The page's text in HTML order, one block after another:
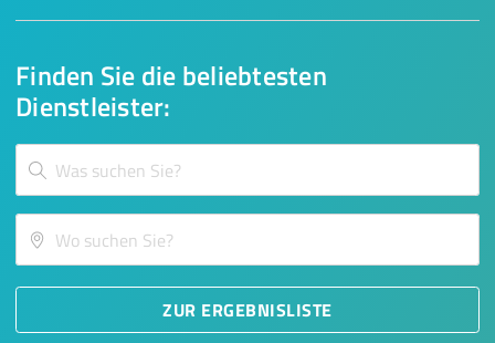
Finden Sie die beliebtesten
Dienstleister:
ZUR ERGEBNISLISTE